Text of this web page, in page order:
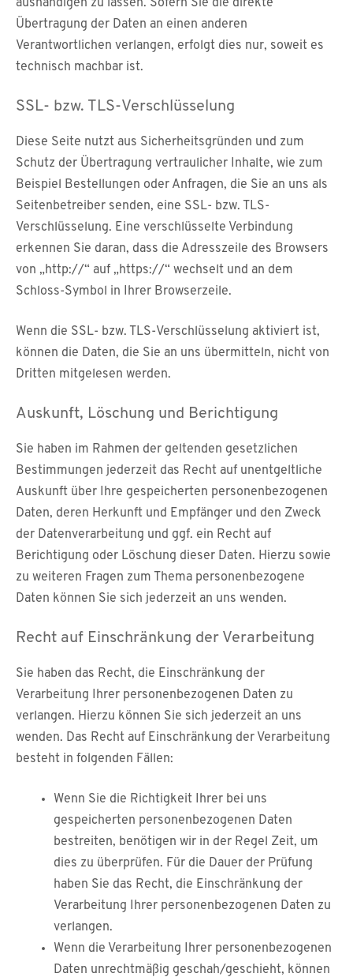
aushändigen zu lassen. Sofern Sie die direkte
Übertragung der Daten an einen anderen
Verantwortlichen verlangen, erfolgt dies nur, soweit es
technisch machbar ist.
SSL- bzw. TLS-Verschlüsselung
Diese Seite nutzt aus Sicherheitsgründen und zum
Schutz der Übertragung vertraulicher Inhalte, wie zum
Beispiel Bestellungen oder Anfragen, die Sie an uns als
Seitenbetreiber senden, eine SSL- bzw. TLS-
Verschlüsselung. Eine verschlüsselte Verbindung
erkennen Sie daran, dass die Adresszeile des Browsers
von „http://“ auf „https://“ wechselt und an dem
Schloss-Symbol in Ihrer Browserzeile.
Wenn die SSL- bzw. TLS-Verschlüsselung aktiviert ist,
können die Daten, die Sie an uns übermitteln, nicht von
Dritten mitgelesen werden.
Auskunft, Löschung und Berichtigung
Sie haben im Rahmen der geltenden gesetzlichen
Bestimmungen jederzeit das Recht auf unentgeltliche
Auskunft über Ihre gespeicherten personenbezogenen
Daten, deren Herkunft und Empfänger und den Zweck
der Datenverarbeitung und ggf. ein Recht auf
Berichtigung oder Löschung dieser Daten. Hierzu sowie
zu weiteren Fragen zum Thema personenbezogene
Daten können Sie sich jederzeit an uns wenden.
Recht auf Einschränkung der Verarbeitung
Sie haben das Recht, die Einschränkung der
Verarbeitung Ihrer personenbezogenen Daten zu
verlangen. Hierzu können Sie sich jederzeit an uns
wenden. Das Recht auf Einschränkung der Verarbeitung
besteht in folgenden Fällen:
Wenn Sie die Richtigkeit Ihrer bei uns
gespeicherten personenbezogenen Daten
bestreiten, benötigen wir in der Regel Zeit, um
dies zu überprüfen. Für die Dauer der Prüfung
haben Sie das Recht, die Einschränkung der
Verarbeitung Ihrer personenbezogenen Daten zu
verlangen.
Wenn die Verarbeitung Ihrer personenbezogenen
Daten unrechtmäßig geschah/geschieht, können